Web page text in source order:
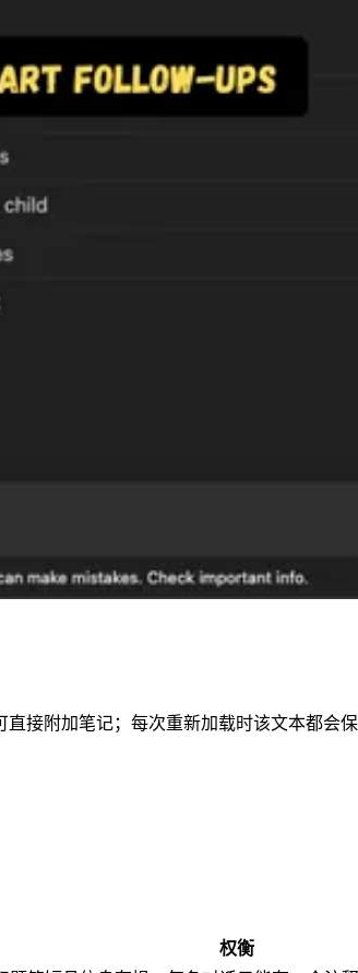
接附加笔记；每次重新加载时该文本都会
权衡